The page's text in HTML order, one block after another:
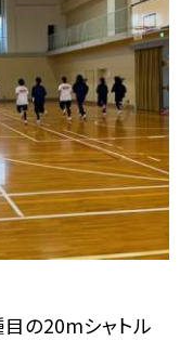
の20mシャトル